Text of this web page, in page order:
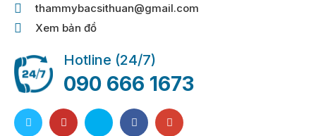
thammybacsithuan@gmail.com
Xem bản đồ
Hotline (24/7)
090 666 1673